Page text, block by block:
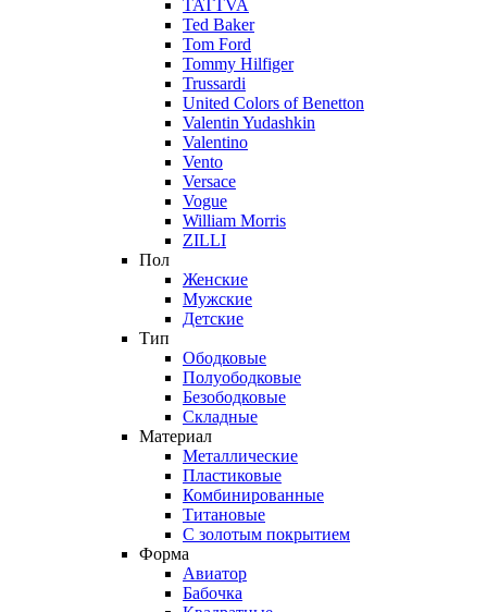
TATTVA
Ted Baker
Tom Ford
Tommy Hilfiger
Trussardi
United Colors of Benetton
Valentin Yudashkin
Valentino
Vento
Versace
Vogue
William Morris
ZILLI
Пол
Женские
Мужские
Детские
Тип
Ободковые
Полуободковые
Безободковые
Складные
Материал
Металлические
Пластиковые
Комбинированные
Титановые
С золотым покрытием
Форма
Авиатор
Бабочка